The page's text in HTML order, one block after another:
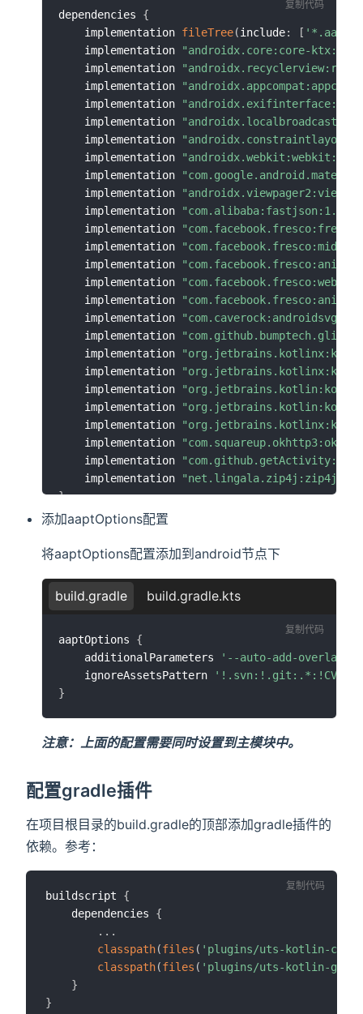
dependencies {
	implementation
fileTree(include: [ '*.aar'
	implementation
"androidx.core:core-
	implementation
	implementation
	implementation
	implementation
	implementation
	implementation
	implementation
	implementation
	implementation
	implementation
	implementation
	implementation
	implementation
	implementation
	implementation
	implementation
	implementation
	implementation
	implementation
	implementation
	implementation
	implementation
	implementation
	implementation
}
复制代码
添加aaptOptions配置
将aaptOptions配置添加到android节点下
build.gradle build.gradle.kts
aaptOptions {
    additionalParameters
'--auto-add-overlay'
    ignoreAssetsPattern
}
复制代码
注意：上面的配置需要同时设置到主模块中。
配置gradle插件
在项目根目录的build.gradle的顶部添加gradle插件的
依赖。参考：
buildscript {
    dependencies
{
...
classpath(files ( 'plugins/uts-kotlin-
classpath(files ( 'plugins/uts-kotlin-
}
}
复制代码